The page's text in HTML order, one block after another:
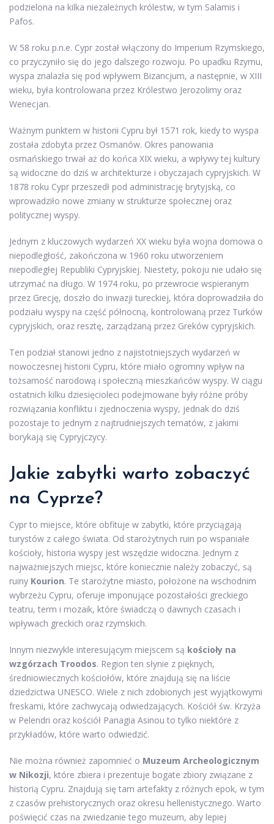
podzielona na kilka niezależnych królestw, w tym Salamis i
Pafos.
W 58 roku p.n.e. Cypr został włączony do Imperium Rzymskiego,
co przyczyniło się do jego dalszego rozwoju. Po upadku Rzymu,
wyspa znalazła się pod wpływem Bizancjum, a następnie, w XIII
wieku, była kontrolowana przez Królestwo Jerozolimy oraz
Wenecjan.
Ważnym punktem w historii Cypru był 1571 rok, kiedy to wyspa
została zdobyta przez Osmanów. Okres panowania
osmańskiego trwał aż do końca XIX wieku, a wpływy tej kultury
są widoczne do dziś w architekturze i obyczajach cypryjskich. W
1878 roku Cypr przeszedł pod administrację brytyjską, co
wprowadziło nowe zmiany w strukturze społecznej oraz
politycznej wyspy.
Jednym z kluczowych wydarzeń XX wieku była wojna domowa o
niepodległość, zakończona w 1960 roku utworzeniem
niepodległej Republiki Cypryjskiej. Niestety, pokoju nie udało się
utrzymać na długo. W 1974 roku, po przewrocie wspieranym
przez Grecję, doszło do inwazji tureckiej, która doprowadziła do
podziału wyspy na część północną, kontrolowaną przez Turków
cypryjskich, oraz resztę, zarządzaną przez Greków cypryjskich.
Ten podział stanowi jedno z najistotniejszych wydarzeń w
nowoczesnej historii Cypru, które miało ogromny wpływ na
tożsamość narodową i społeczną mieszkańców wyspy. W ciągu
ostatnich kilku dziesięcioleci podejmowane były różne próby
rozwiązania konfliktu i zjednoczenia wyspy, jednak do dziś
pozostaje to jednym z najtrudniejszych tematów, z jakimi
borykają się Cypryjczycy.
Jakie zabytki warto zobaczyć
na Cyprze?
Cypr to miejsce, które obfituje w zabytki, które przyciągają
turystów z całego świata. Od starożytnych ruin po wspaniałe
kościoły, historia wyspy jest wszędzie widoczna. Jednym z
najważniejszych miejsc, które koniecznie należy zobaczyć, są
ruiny Kourion. Te starożytne miasto, położone na wschodnim
wybrzeżu Cypru, oferuje imponujące pozostałości greckiego
teatru, term i mozaik, które świadczą o dawnych czasach i
wpływach greckich oraz rzymskich.
Innym niezwykle interesującym miejscem są kościoły na
wzgórzach Troodos. Region ten słynie z pięknych,
średniowiecznych kościołów, które znajdują się na liście
dziedzictwa UNESCO. Wiele z nich zdobionych jest wyjątkowymi
freskami, które zachwycają odwiedzających. Kościół św. Krzyża
w Pelendri oraz kościół Panagia Asinou to tylko niektóre z
przykładów, które warto odwiedzić.
Nie można również zapomnieć o Muzeum Archeologicznym
w Nikozji, które zbiera i prezentuje bogate zbiory związane z
historią Cypru. Znajdują się tam artefakty z różnych epok, w tym
z czasów prehistorycznych oraz okresu hellenistycznego. Warto
poświęcić czas na zwiedzanie tego muzeum, aby lepiej